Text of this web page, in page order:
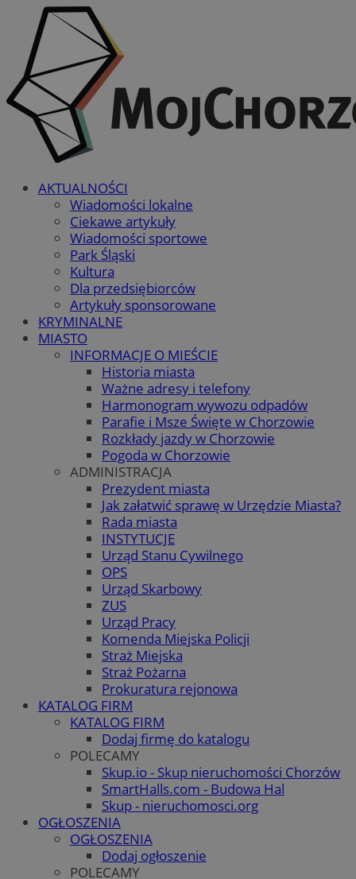
AKTUALNOŚCI
Wiadomości lokalne
Ciekawe artykuły
Wiadomości sportowe
Park Śląski
Kultura
Dla przedsiębiorców
Artykuły sponsorowane
KRYMINALNE
MIASTO
INFORMACJE O MIEŚCIE
Historia miasta
Ważne adresy i telefony
Harmonogram wywozu odpadów
Parafie i Msze Święte w Chorzowie
Rozkłady jazdy w Chorzowie
Pogoda w Chorzowie
ADMINISTRACJA
Prezydent miasta
Jak załatwić sprawę w Urzędzie Miasta?
Rada miasta
INSTYTUCJE
Urząd Stanu Cywilnego
OPS
Urząd Skarbowy
ZUS
Urząd Pracy
Komenda Miejska Policji
Straż Miejska
Straż Pożarna
Prokuratura rejonowa
KATALOG FIRM
KATALOG FIRM
Dodaj firmę do katalogu
POLECAMY
Skup.io - Skup nieruchomości Chorzów
SmartHalls.com - Budowa Hal
Skup - nieruchomosci.org
OGŁOSZENIA
OGŁOSZENIA
Dodaj ogłoszenie
POLECAMY